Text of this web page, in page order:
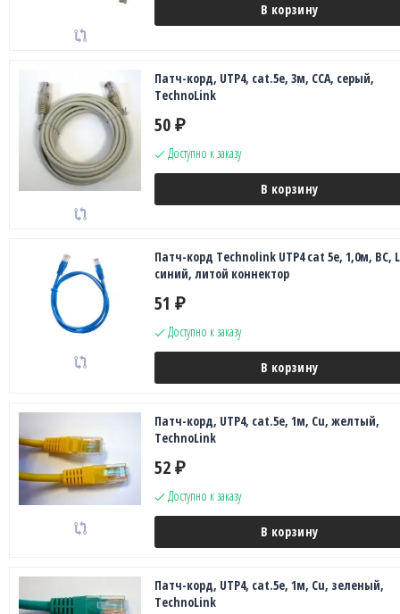
В корзину
Патч-корд, UTP4, cat.5е, 3м, CCA, серый,
TechnoLink
50 ₽
Доступно к заказу
В корзину
Патч-корд Technolink UTP4 cat 5e, 1,0м, ВС,
синий, литой коннектор
51 ₽
Доступно к заказу
В корзину
Патч-корд, UTP4, cat.5e, 1м, Сu, желтый,
TechnoLink
52 ₽
Доступно к заказу
В корзину
Патч-корд, UTP4, cat.5e, 1м, Сu, зеленый,
TechnoLink